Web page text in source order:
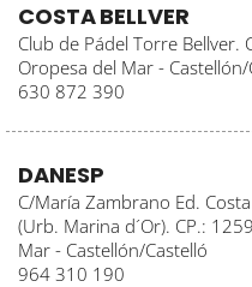
COSTA BELLVER
Club de Pádel Torre Bellver.
Oropesa del Mar - Castellón/
630 872 390
DANESP
C/María Zambrano Ed.
(Urb. Marina d´Or). CP.:
Mar - Castellón/Castelló
964 310 190